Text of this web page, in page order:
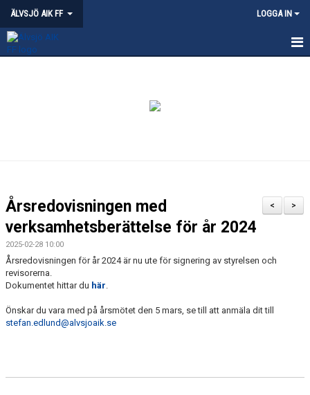
ÄLVSJÖ AIK FF LOGGA IN
ÄLVSJÖS IDROTTSPLATSER
KLÄDPROFIL
LEDARE
VÅRDNADSHAVARE
UTBILDNINGAR
>
<
Årsredovisningen med
verksamhetsberättelse för år 2024
2025-02-28 10:00
Årsredovisningen för år 2024 är nu ute för signering av styrelsen och
revisorerna.
Dokumentet hittar du här.
Önskar du vara med på årsmötet den 5 mars, se till att anmäla dit till
stefan.edlund@alvsjoaik.se